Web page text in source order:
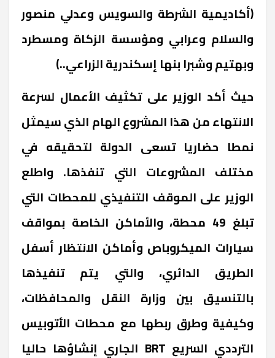
(أكاديمية الشرطة والسويس وعدلي منصور
والسلام وعرابي ومؤسسة الزكاة ومسطرد
وبهتيم وشبرا بنها إسكندرية الزراعي..)
حيث أكد الوزير على تكثيف الأعمال لسرعة
الانتهاء من هذا المشروع الهام الذي سيمثل
نمطا حضاريا تسعى الدولة لتحقيقه في
مختلف المشروعات التي تنفذها. واطلع
الوزير على الموقف التنفيذي للمحطات التي
تبلغ 49 محطة، والأماكن الخاصة بمواقف
سيارات الميكروباص وأماكن الانتظار أسفل
الطريق الدائري، والتي يتم تنفيذها
بالتنسيق بين وزارة النقل والمحافظات،
وكيفية وطرق ربطها مع محطات الأتوبيس
الترددي السريع BRT الجاري إنشاؤها حاليا